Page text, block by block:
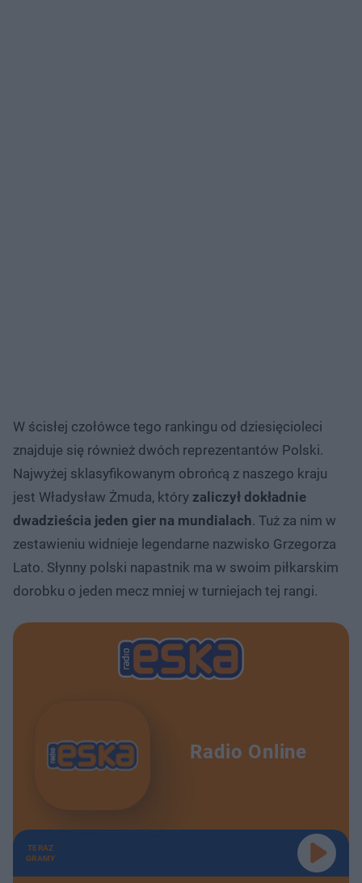
W ścisłej czołówce tego rankingu od dziesięcioleci
znajduje się również dwóch reprezentantów Polski.
Najwyżej sklasyfikowanym obrońcą z naszego kraju
jest Władysław Żmuda, który zaliczył dokładnie
dwadzieścia jeden gier na mundialach. Tuż za nim w
zestawieniu widnieje legendarne nazwisko Grzegorza
Lato. Słynny polski napastnik ma w swoim piłkarskim
dorobku o jeden mecz mniej w turniejach tej rangi.
Radio Online
TERAZ
GRAMY